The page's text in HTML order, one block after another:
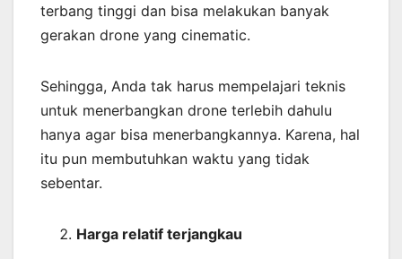
terbang tinggi dan bisa melakukan banyak
gerakan drone yang cinematic.
Sehingga, Anda tak harus mempelajari teknis
untuk menerbangkan drone terlebih dahulu
hanya agar bisa menerbangkannya. Karena, hal
itu pun membutuhkan waktu yang tidak
sebentar.
Harga relatif terjangkau